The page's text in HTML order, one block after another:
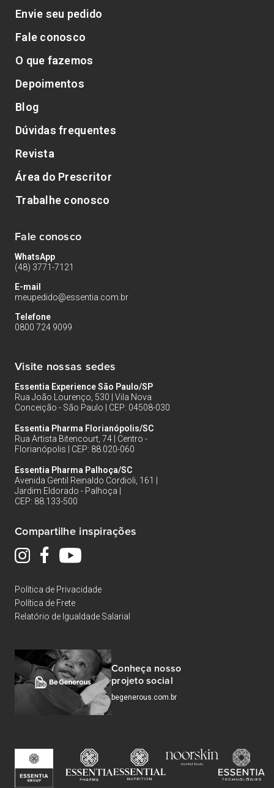
Envie seu pedido
Fale conosco
O que fazemos
Depoimentos
Blog
Dúvidas frequentes
Revista
Área do Prescritor
Trabalhe conosco
Fale conosco
WhatsApp
(48) 3771-7121
E-mail
meupedido@essentia.com.br
Telefone
0800 724 9099
Visite nossas sedes
Essentia Experience São Paulo/SP
Rua João Lourenço, 530 | Vila Nova
Conceição - São Paulo | CEP: 04508-030
Essentia Pharma Florianópolis/SC
Rua Artista Bitencourt, 74 | Centro -
Florianópolis | CEP: 88.020-060
Essentia Pharma Palhoça/SC
Avenida Gentil Reinaldo Cordioli, 161 |
Jardim Eldorado - Palhoça |
CEP: 88.133-500
Compartilhe inspirações
Política de Privacidade
Política de Frete
Relatório de Igualdade Salarial
Conheça nosso
projeto social
begenerous.com.br